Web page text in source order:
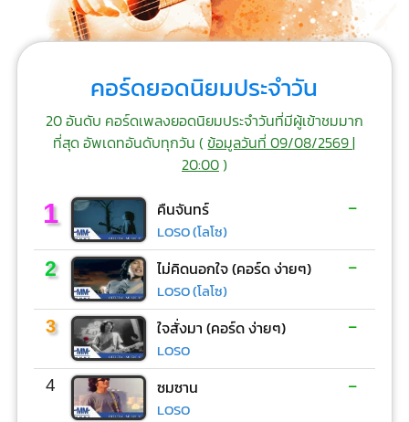
คอร์ดยอดนิยมประจำวัน
20 อันดับ คอร์ดเพลงยอดนิยมประจำวันที่มีผู้เข้าชมมาก
ที่สุด อัพเดทอันดับทุกวัน (ข้อมูลวันที่ 09/08/2569 |
20:00)
1 คืนจันทร์
LOSO (โลโซ)
-
2 ไม่คิดนอกใจ (คอร์ด ง่ายๆ)
LOSO (โลโซ)
-
3 ใจสั่งมา (คอร์ด ง่ายๆ)
LOSO
-
4 ซมซาน
LOSO
-